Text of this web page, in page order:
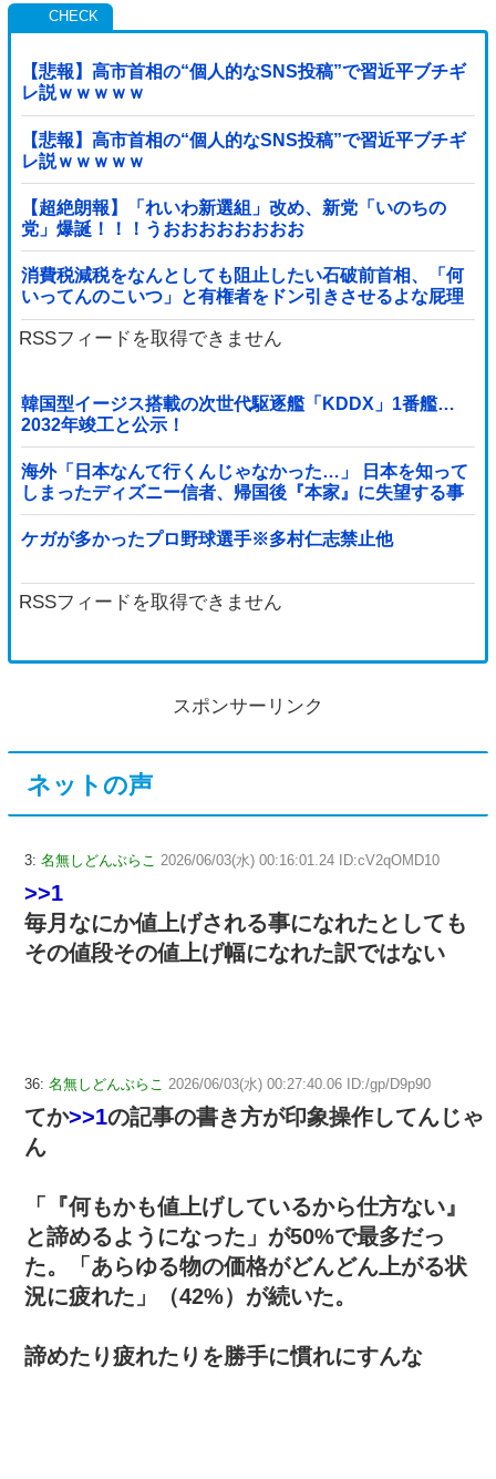
【悲報】高市首相の“個人的なSNS投稿”で習近平ブチギ
レ説ｗｗｗｗｗ
【悲報】高市首相の“個人的なSNS投稿”で習近平ブチギ
レ説ｗｗｗｗｗ
【超絶朗報】「れいわ新選組」改め、新党「いのちの
党」爆誕！！！うおおおおおおおお
消費税減税をなんとしても阻止したい石破前首相、「何
いってんのこいつ」と有権者をドン引きさせるよな屁理
屈を……
RSSフィードを取得できません
韓国型イージス搭載の次世代駆逐艦「KDDX」1番艦…
2032年竣工と公示！
海外「日本なんて行くんじゃなかった…」 日本を知って
しまったディズニー信者、帰国後『本家』に失望する事
態に
ケガが多かったプロ野球選手※多村仁志禁止他
RSSフィードを取得できません
スポンサーリンク
ネットの声
3: 名無しどんぶらこ 2026/06/03(水) 00:16:01.24 ID:cV2qOMD10
>>1
毎月なにか値上げされる事になれたとしても
その値段その値上げ幅になれた訳ではない
36: 名無しどんぶらこ 2026/06/03(水) 00:27:40.06 ID:/gp/D9p90
てか>>1の記事の書き方が印象操作してんじゃ
ん
「『何もかも値上げしているから仕方ない』
と諦めるようになった」が50%で最多だっ
た。「あらゆる物の価格がどんどん上がる状
況に疲れた」（42%）が続いた。
諦めたり疲れたりを勝手に慣れにすんな